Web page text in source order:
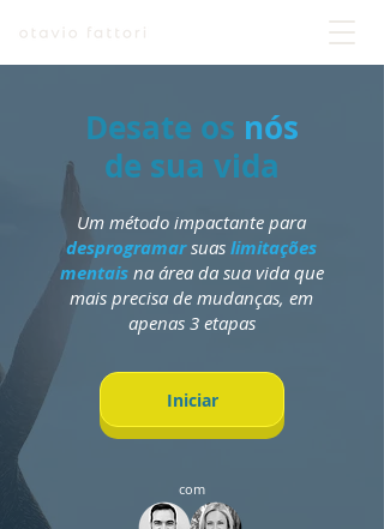
Desate os nós
de sua vida
Um método impactante para
desprogramarsuas limitações
mentaisna área da sua vida que
mais precisa de mudanças, em
apenas 3 etapas
Iniciar
com